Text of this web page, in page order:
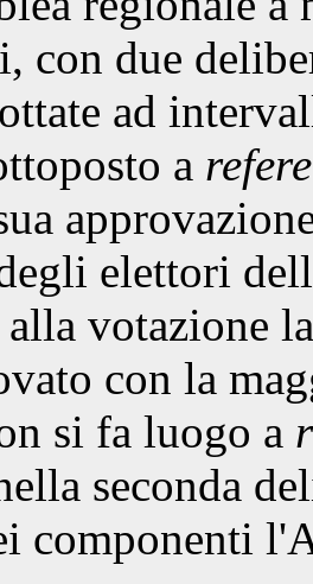
con due
ad
a
elettori
votazione
con la
si fa luogo a
seconda
componenti